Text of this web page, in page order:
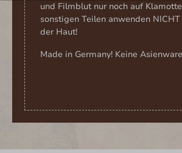
und Filmblut nur noch auf
sonstigen Teilen anwenden
der Haut!
Made in Germany! Keine Asienware